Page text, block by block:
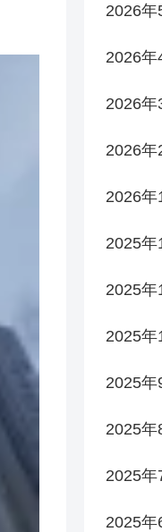
2026年
2026年
2026年
2026年
2026年
2025年
2025年
2025年
2025年
2025年
2025年
2025年